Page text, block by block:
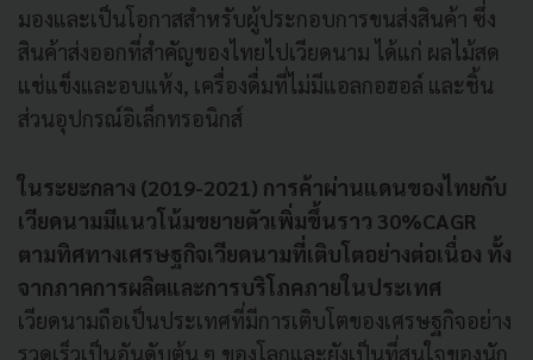
มองและเป็นโอกาสสำหรับผู้ประกอบการขนส่งสินค้า ซึ่ง
สินค้าส่งออกที่สำคัญของไทยไปเวียดนาม ได้แก่ ผลไม้สด
แช่แข็งและอบแห้ง, เครื่องดื่มที่ไม่มีแอลกอฮอล์ และชิ้น
ส่วนอุปกรณ์อิเล็กทรอนิกส์
ในระยะกลาง (2019-2021) การค้าผ่านแดนของไทยกับ
เวียดนามมีแนวโน้มขยายตัวเพิ่มขึ้นราว 30%CAGR
ตามทิศทางเศรษฐกิจเวียดนามที่เติบโตอย่างต่อเนื่อง ทั้ง
จากภาคการผลิตและการบริโภคภายในประเทศ
เวียดนามถือเป็นประเทศที่มีการเติบโตของเศรษฐกิจอย่าง
รวดเร็วเป็นอันดับต้น ๆ ของโลกและยังเป็นที่สนใจของนัก